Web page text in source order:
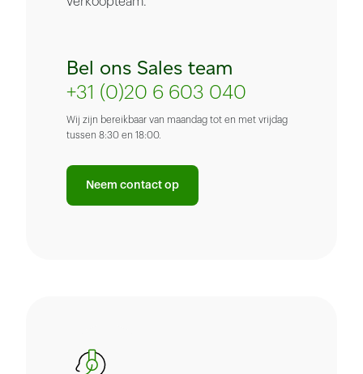
Bel ons Sales team
+31 (0)20 6 603 040
Wij zijn bereikbaar van maandag tot en met vrijdag
tussen 8:30 en 18:00.
Neem contact op